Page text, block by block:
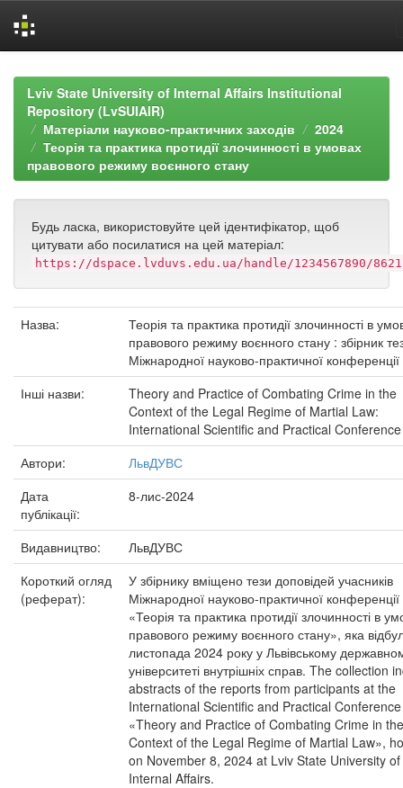
navigationLviv State University of Internal Affairs Institutional
Repository (LvSUIAIR)
Матеріали науково-практичних заходів
2024
Теорія та практика протидії злочинності в умовах
правового режиму воєнного стану
Будь ласка, використовуйте цей ідентифікатор, щоб
цитувати або посилатися на цей матеріал:
https://dspace.lvduvs.edu.ua/handle/1234567890/8621
Назва:
Теорія та практика протидії злочинності в
правового режиму воєнного стану : збірник
Міжнародної науково-практичної конференції
Інші назви:
Theory and Practice of Combating Crime in the
Context of the Legal Regime of Martial Law:
International Scientific and Practical Conference
Автори:
ЛьвДУВС
Дата
публікації:
8-лис-2024
Видавництво:
ЛьвДУВС
Короткий огляд
(реферат):
У збірнику вміщено тези доповідей учасників
Міжнародної науково-практичної конференції
«Теорія та практика протидії злочинності в
правового режиму воєнного стану», яка
листопада 2024 року у Львівському
університеті внутрішніх справ. The collection
abstracts of the reports from participants at the
International Scientific and Practical Conference
«Theory and Practice of Combating Crime in the
Context of the Legal Regime of Martial Law»,
on November 8, 2024 at Lviv State University of
Internal Affairs.